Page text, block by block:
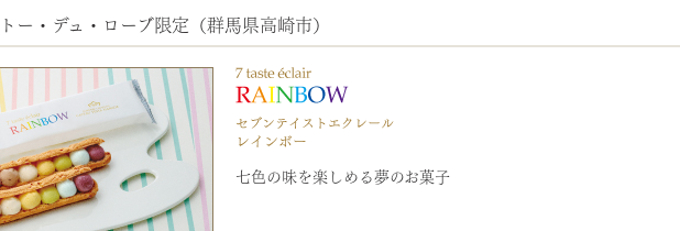
ー・デュ・ローブ限定（群馬県高崎市）
七色の味を楽しめる夢のお菓子